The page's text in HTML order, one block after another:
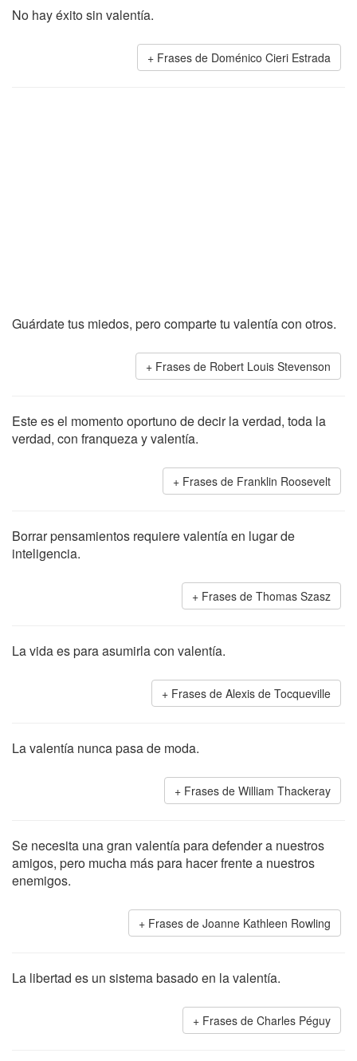
No hay éxito sin valentía.
Frases de Doménico Cieri Estrada
Guárdate tus miedos, pero comparte tu valentía con otros.
Frases de Robert Louis Stevenson
Este es el momento oportuno de decir la verdad, toda la
verdad, con franqueza y valentía.
Frases de Franklin Roosevelt
Borrar pensamientos requiere valentía en lugar de
inteligencia.
Frases de Thomas Szasz
La vida es para asumirla con valentía.
Frases de Alexis de Tocqueville
La valentía nunca pasa de moda.
Frases de William Thackeray
Se necesita una gran valentía para defender a nuestros
amigos, pero mucha más para hacer frente a nuestros
enemigos.
Frases de Joanne Kathleen Rowling
La libertad es un sistema basado en la valentía.
Frases de Charles Péguy